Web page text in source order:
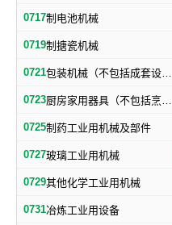
0717制电池机械
0719制搪瓷机械
0721 包装机械（不包括成套设备专用包装机械）
0723 厨房家用器具（不包括烹调、电气加热设备及厨房手工具）
0725制药工业用机械及部件
0727玻璃工业用机械
0729其他化学工业用机械
0731冶炼工业用设备